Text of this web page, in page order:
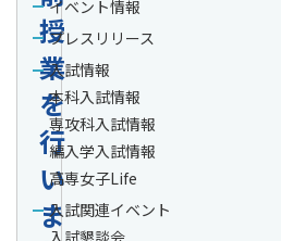
授
業
を
行
い
ま
イベント情報
プレスリリース
入試情報
本科入試情報
専攻科入試情報
編入学入試情報
高専女子Life
入試関連イベント